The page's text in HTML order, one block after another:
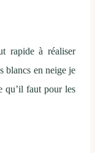
rapide à réaliser
blancs en neige je
qu’il faut pour les